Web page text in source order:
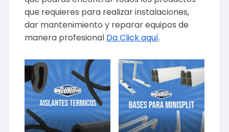
que requieres para realizar instalaciones,
dar mantenimiento y reparar equipos de
manera profesional Da Click aquí.